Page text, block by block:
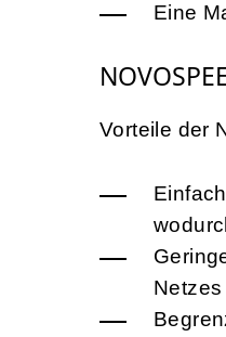
Eine
Vorteile der